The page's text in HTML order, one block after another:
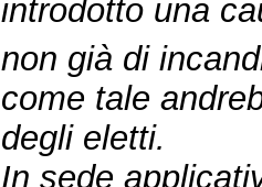
introdotto una
non già di
come tale
degli eletti.
In sede